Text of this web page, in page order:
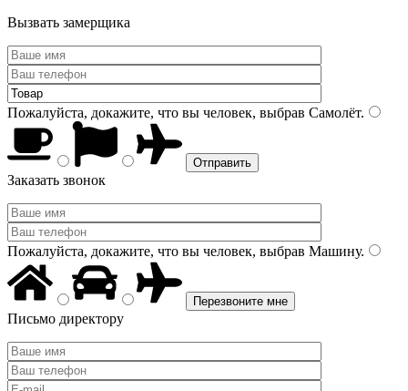
Вызвать замерщика
Пожалуйста, докажите, что вы человек, выбрав Самолёт.
Заказать звонок
Пожалуйста, докажите, что вы человек, выбрав Машину.
Письмо директору